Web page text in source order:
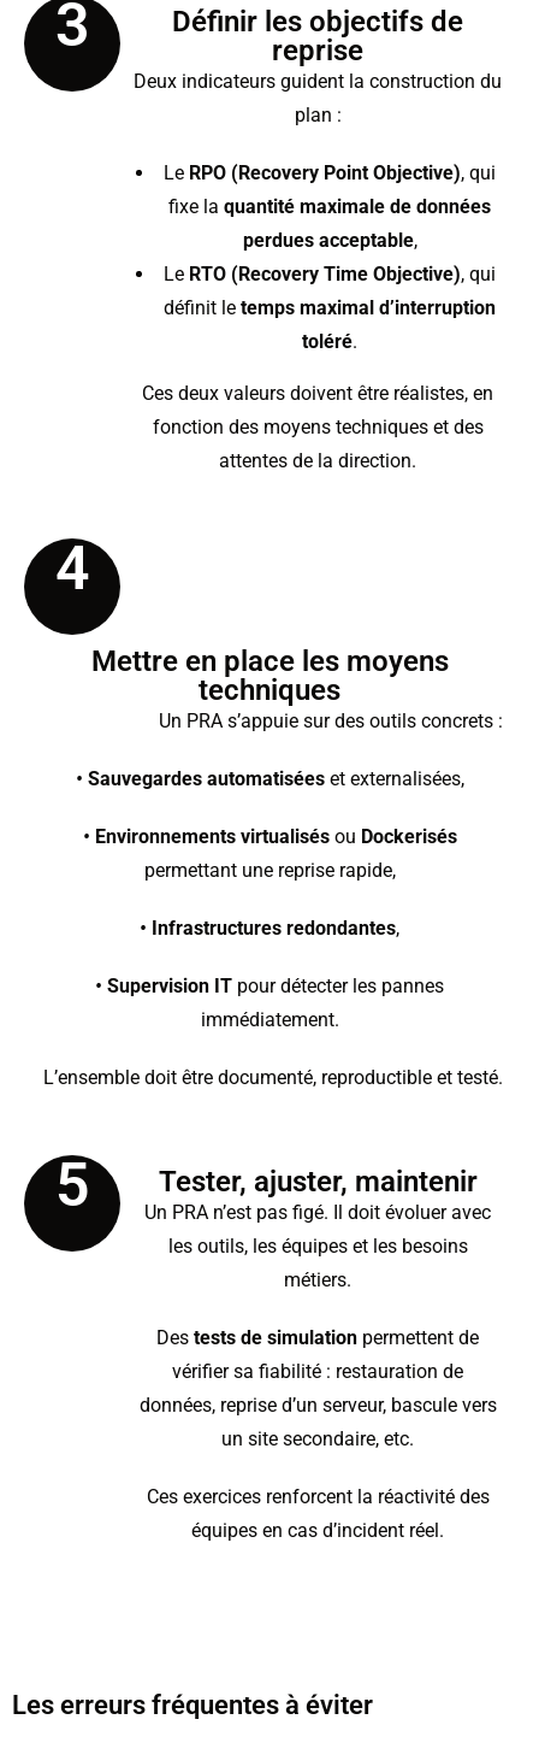
3
Définir les objectifs de
reprise
Deux indicateurs guident la construction du
plan :
Le RPO (Recovery Point Objective), qui
fixe la quantité maximale de données
perdues acceptable,
Le RTO (Recovery Time Objective), qui
définit le temps maximal d’interruption
toléré.
Ces deux valeurs doivent être réalistes, en
fonction des moyens techniques et des
attentes de la direction.
4
Mettre en place les moyens
techniques
Un PRA s’appuie sur des outils concrets :
• Sauvegardes automatiséeset externalisées,
• Environnements virtualisésou Dockerisés
permettant une reprise rapide,
• Infrastructures redondantes,
• Supervision IT pour détecter les pannes
immédiatement.
L’ensemble doit être documenté, reproductible et testé.
5 Tester, ajuster, maintenir
Un PRA n’est pas figé. Il doit évoluer avec
les outils, les équipes et les besoins
métiers.
Des tests de simulation permettent de
vérifier sa fiabilité : restauration de
données, reprise d’un serveur, bascule vers
un site secondaire, etc.
Ces exercices renforcent la réactivité des
équipes en cas d’incident réel.
Les erreurs fréquentes à éviter